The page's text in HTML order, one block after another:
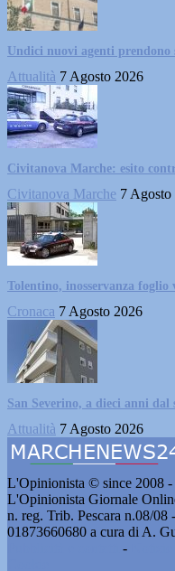
Undici nuovi agenti
Attualità 7 Agosto 2026
Civitanova Marche: esito
Civitanova Marche 7 Agosto
Tolentino, inosservanza
Cronaca 7 Agosto 2026
San Severino, a dieci anni
Attualità 7 Agosto 2026
L'Opinionista © since 2008 -
L'Opinionista Giornale
n. reg. Trib. Pescara n.08/
01873660680 a cura di A.
-